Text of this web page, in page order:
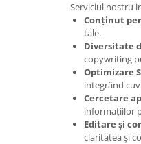
Serviciul nostru
Conținut
tale.
Diversitate
copywriting
Optimizare
integrând
Cercetare
informațiilor
Editare și
claritatea și